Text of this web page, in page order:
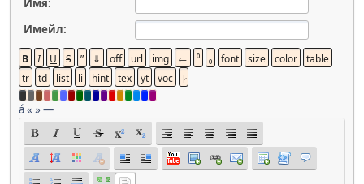
Имя:
Имейл:
á« »—